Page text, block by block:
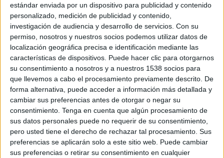
estándar enviada por un dispositivo para publicidad y contenido
personalizado, medición de publicidad y contenido,
investigación de audiencia y desarrollo de servicios. Con su
permiso, nosotros y nuestros socios podemos utilizar datos de
localización geográfica precisa e identificación mediante las
características de dispositivos. Puede hacer clic para otorgarnos
su consentimiento a nosotros y a nuestros 1538 socios para
que llevemos a cabo el procesamiento previamente descrito. De
forma alternativa, puede acceder a información más detallada y
cambiar sus preferencias antes de otorgar o negar su
consentimiento. Tenga en cuenta que algún procesamiento de
sus datos personales puede no requerir de su consentimiento,
pero usted tiene el derecho de rechazar tal procesamiento. Sus
preferencias se aplicarán solo a este sitio web. Puede cambiar
sus preferencias o retirar su consentimiento en cualquier
SHARE
SHARE
ENVIAR
PIN